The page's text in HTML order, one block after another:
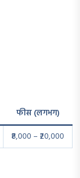
फीस (लगभग)
₹8,000 – ₹20,000